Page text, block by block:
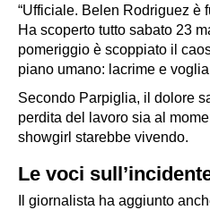
“Ufficiale. Belen Rodriguez è
Ha scoperto tutto sabato 23
pomeriggio è scoppiato il
piano umano: lacrime e
Secondo Parpiglia, il dolore
perdita del lavoro sia al
showgirl starebbe vivendo.
Le voci
Il giornalista ha aggiunto